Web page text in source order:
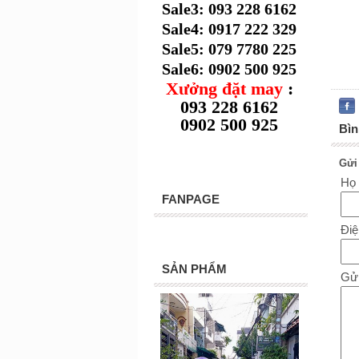
Gửi
Sale3: 093 228 6162
Sale4: 0917 222 329
Sale5: 079 7780 225
Sale6: 0902 500 925
Xưởng đặt may:
093 228 6162
0902 500 925
FANPAGE
SẢN PHẨM